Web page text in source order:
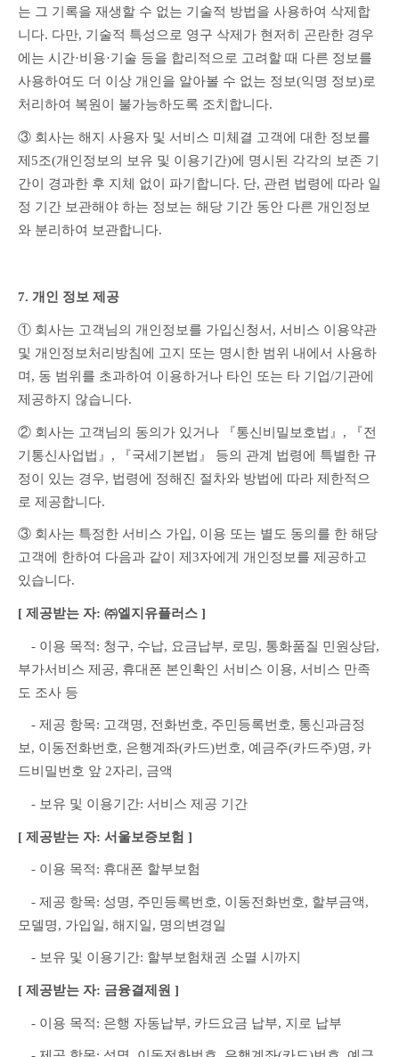
는 그 기록을 재생할 수 없는 기술적 방법을 사용하여 삭제합
니다. 다만, 기술적 특성으로 영구 삭제가 현저히 곤란한 경우
에는 시간·비용·기술 등을 합리적으로 고려할 때 다른 정보를
사용하여도 더 이상 개인을 알아볼 수 없는 정보(익명 정보)로
처리하여 복원이 불가능하도록 조치합니다.
③ 회사는 해지 사용자 및 서비스 미체결 고객에 대한 정보를
제5조(개인정보의 보유 및 이용기간)에 명시된 각각의 보존 기
간이 경과한 후 지체 없이 파기합니다. 단, 관련 법령에 따라 일
정 기간 보관해야 하는 정보는 해당 기간 동안 다른 개인정보
와 분리하여 보관합니다.
7. 개인 정보 제공
① 회사는 고객님의 개인정보를 가입신청서, 서비스 이용약관
및 개인정보처리방침에 고지 또는 명시한 범위 내에서 사용하
며, 동 범위를 초과하여 이용하거나 타인 또는 타 기업/기관에
제공하지 않습니다.
② 회사는 고객님의 동의가 있거나 『통신비밀보호법』, 『전
기통신사업법』, 『국세기본법』 등의 관계 법령에 특별한 규
정이 있는 경우, 법령에 정해진 절차와 방법에 따라 제한적으
로 제공합니다.
③ 회사는 특정한 서비스 가입, 이용 또는 별도 동의를 한 해당
고객에 한하여 다음과 같이 제3자에게 개인정보를 제공하고
있습니다.
[ 제공받는 자: ㈜엘지유플러스 ]
- 이용 목적: 청구, 수납, 요금납부, 로밍, 통화품질 민원상담,
부가서비스 제공, 휴대폰 본인확인 서비스 이용, 서비스 만족
도 조사 등
- 제공 항목: 고객명, 전화번호, 주민등록번호, 통신과금정
보, 이동전화번호, 은행계좌(카드)번호, 예금주(카드주)명, 카
드비밀번호 앞 2자리, 금액
- 보유 및 이용기간: 서비스 제공 기간
[ 제공받는 자: 서울보증보험 ]
- 이용 목적: 휴대폰 할부보험
- 제공 항목: 성명, 주민등록번호, 이동전화번호, 할부금액,
모델명, 가입일, 해지일, 명의변경일
- 보유 및 이용기간: 할부보험채권 소멸 시까지
[ 제공받는 자: 금융결제원 ]
- 이용 목적: 은행 자동납부, 카드요금 납부, 지로 납부